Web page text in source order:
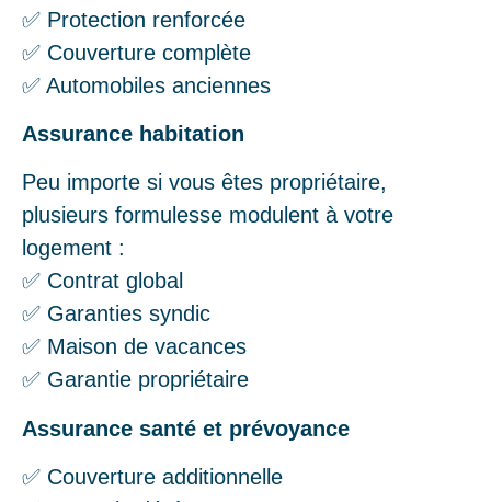
✅ Protection renforcée
✅ Couverture complète
✅ Automobiles anciennes
Assurance habitation
Peu importe si vous êtes propriétaire,
plusieurs formulesse modulent à votre
logement :
✅ Contrat global
✅ Garanties syndic
✅ Maison de vacances
✅ Garantie propriétaire
Assurance santé et prévoyance
✅ Couverture additionnelle